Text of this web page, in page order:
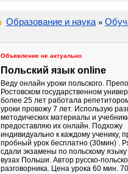
Образование и наука »
Объявление не актуально
Польский язык online
Веду онлайн уроки польского.
Ростовском государственном
более 25 лет работала
уроки провожу 7 лет. Использую
методических материалы и
предоставляю их онлайн. Подхожу
индивидуально к каждому ученику,
пробный урок бесплатно (30мин) .
сдали экзамены по польскому языку
вузах Польши. Автор русско-
разговорника. Цена урока 60 мин.